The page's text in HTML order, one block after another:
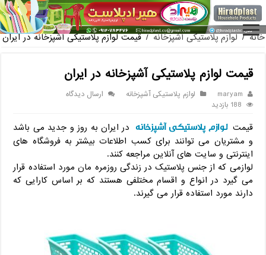
فرو
خانه / لوازم پلاستیکی آشپزخانه / قیمت لوازم پلاستیکی آشپزخانه در ایران
قیمت لوازم پلاستیکی آشپزخانه در ایران
maryam لوازم پلاستیکی آشپزخانه
ارسال دیدگاه
188 بازدید
قیمت لوازم پلاستیکی آشپزخانه در ایران به روز و جدید می باشد
و مشتریان می توانند برای کسب اطلاعات بیشتر به فروشگاه های
اینترنتی و سایت های آنلاین مراجعه کنند.
لوازمی که از جنس پلاستیک در زندگی روزمره مان مورد استفاده قرار
می گیرد در انواع و اقسام مختلفی هستند که بر اساس کارایی که
دارند مورد استفاده قرار می گیرند.